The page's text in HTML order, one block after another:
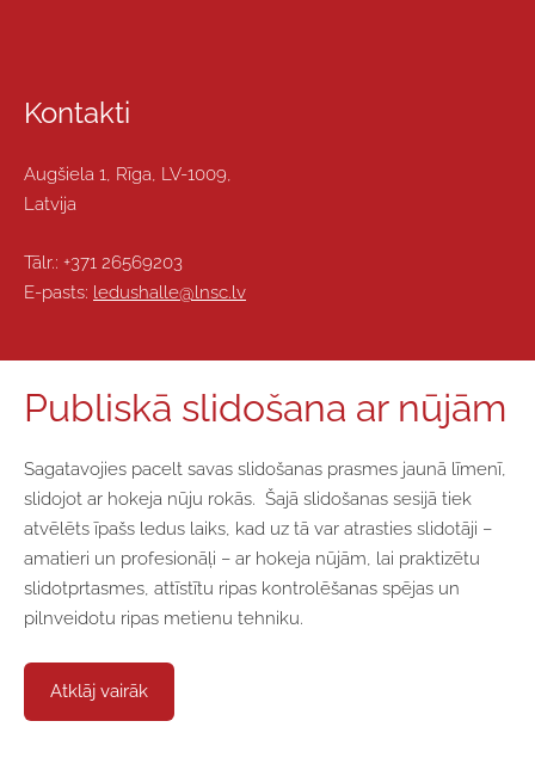
Kontakti
Augšiela 1, Rīga, LV-1009,
Latvija
Tālr.: +371 26569203
E-pasts: ledushalle@lnsc.lv
Publiskā slidošana ar nūjām
Sagatavojies pacelt savas slidošanas prasmes jaunā līmenī,
slidojot ar hokeja nūju rokās. Šajā slidošanas sesijā tiek
atvēlēts īpašs ledus laiks, kad uz tā var atrasties slidotāji –
amatieri un profesionāļi – ar hokeja nūjām, lai praktizētu
slidotprtasmes, attīstītu ripas kontrolēšanas spējas un
pilnveidotu ripas metienu tehniku.
Atklāj vairāk